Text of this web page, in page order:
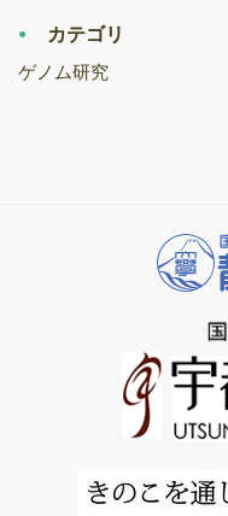
カテゴリ
ゲノム研究